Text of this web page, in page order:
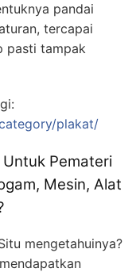
pandai
tercapai
pasti tampak
plakat/
Pemateri
Mesin, Alat
mengetahuinya?